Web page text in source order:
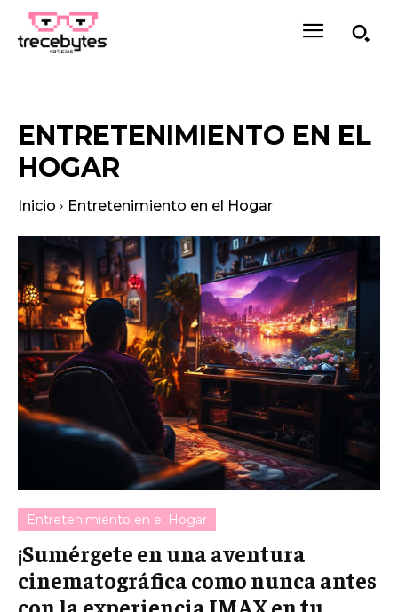
ENTRETENIMIENTO EN EL
HOGAR
Inicio Entretenimiento en el Hogar
Entretenimiento en el Hogar
¡Sumérgete en una aventura
cinematográfica como nunca antes
con la experiencia IMAX en tu